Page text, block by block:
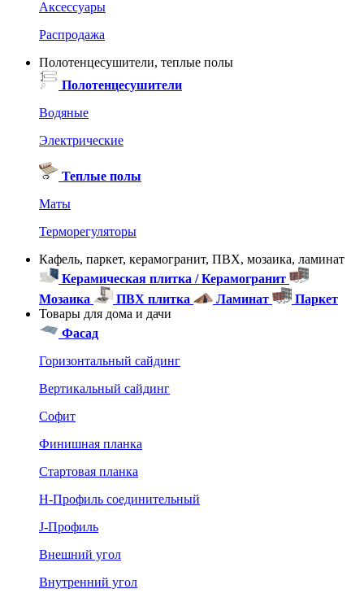
Аксессуары
Распродажа
Полотенцесушители, теплые полы
Полотенцесушители
Водяные
Электрические
Теплые полы
Маты
Терморегуляторы
Кафель, паркет, керамогранит, ПВХ, мозаика, ламинат
Керамическая плитка / Керамогранит
Мозаика
ПВХ плитка Ламинат
Паркет
Товары для дома и дачи
Фасад
Горизонтальный сайдинг
Вертикальный сайдинг
Софит
Финишная планка
Стартовая планка
Н-Профиль соединительный
J-Профиль
Внешний угол
Внутренний угол